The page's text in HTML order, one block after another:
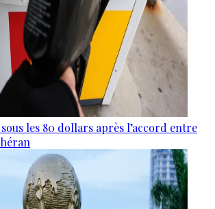
les 80 dollars après l’accord entre